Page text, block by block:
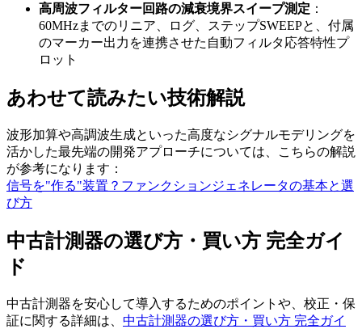
高周波フィルター回路の減衰境界スイープ測定 ：
60MHzまでのリニア、ログ、ステップSWEEPと、付属
のマーカー出力を連携させた自動フィルタ応答特性プ
ロット
あわせて読みたい技術解説
波形加算や高調波生成といった高度なシグナルモデリングを
活かした最先端の開発アプローチについては、こちらの解説
が参考になります：
信号を"作る"装置？ファンクションジェネレータの基本と選
び方
中古計測器の選び方・買い方 完全ガイ
ド
中古計測器を安心して導入するためのポイントや、校正・保
証に関する詳細は、 中古計測器の選び方・買い方 完全ガイ